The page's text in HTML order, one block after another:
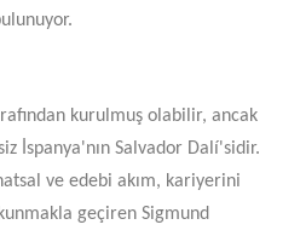
kurulmuş olabilir, ancak
İspanya'nın Salvador Dalí'sidir.
ve edebi akım, kariyerini
geçiren Sigmund